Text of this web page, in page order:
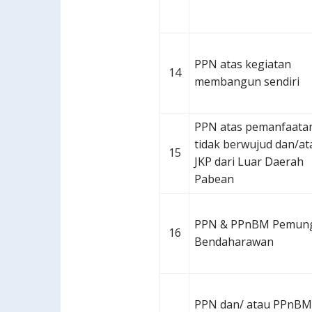
14
PPN atas kegiatan
membangun sendiri
15
PPN atas
tidak berwujud dan/
JKP dari Luar Daerah
Pabean
16
PPN & PPnBM
Bendaharawan
PPN dan/ atau PPnBM